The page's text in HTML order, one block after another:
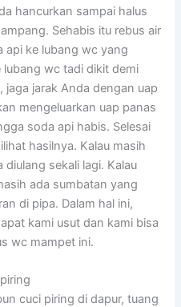
hancurkan sampai halus
Sehabis itu rebus air
api ke lubang wc yang
lubang wc tadi dikit demi
jarak Anda dengan uap
mengeluarkan uap panas
soda api habis. Selesai
hasilnya. Kalau masih
sekali lagi. Kalau
ada sumbatan yang
di pipa. Dalam hal ini,
kami usut dan kami bisa
wc mampet ini.
cuci piring di dapur, tuang